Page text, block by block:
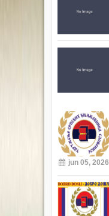
jun 05, 2026